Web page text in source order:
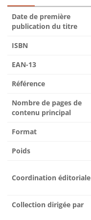
Date de première
publication du titre
ISBN
EAN-13
Référence
Nombre de pages de
contenu principal
Format
Poids
Coordination éditoriale
Collection dirigée par